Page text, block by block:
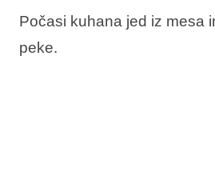
Počasi kuhana jed iz mesa
peke.